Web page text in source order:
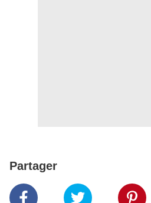
Partager